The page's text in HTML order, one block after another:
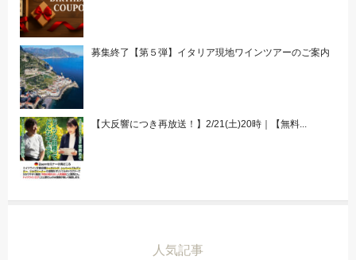
募集終了【第５弾】イタリア現地ワインツアーのご案内
【大反響につき再放送！】2/21(土)20時｜【無料...
人気記事